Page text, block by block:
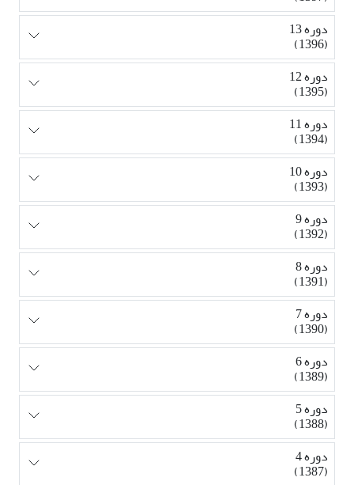
دوره 13
(1396)
دوره 12
(1395)
دوره 11
(1394)
دوره 10
(1393)
دوره 9
(1392)
دوره 8
(1391)
دوره 7
(1390)
دوره 6
(1389)
دوره 5
(1388)
دوره 4
(1387)